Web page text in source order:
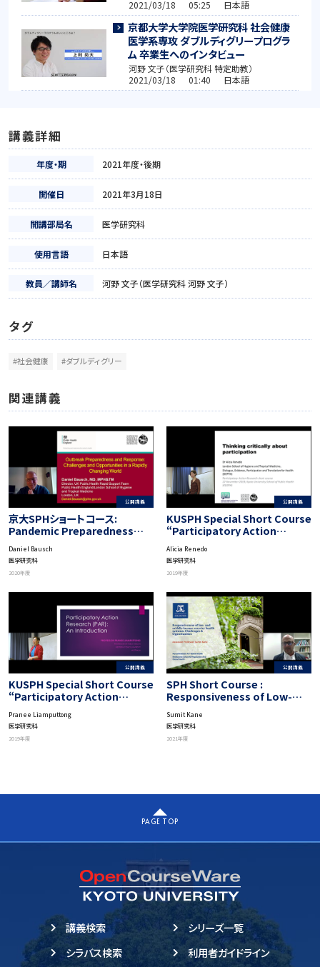
2021/03/18 05:25 日本語
京都大学大学院医学研究科 社会健康
医学系専攻 ダブルディグリープログラ
ム 卒業生へのインタビュー
河野 文子（医学研究科 特定助教）
2021/03/18 01:40 日本語
講義詳細
年度・期 2021年度・後期
開催日 2021年3月18日
開講部局名 医学研究科
使用言語 日本語
教員／講師名 河野 文子（医学研究科 河野 文子）
タグ
#社会健康 #ダブルディグリー
関連講義
公開講義
京大SPHショートコース:
Pandemic Preparedness
Health Rapid Support Team
Daniel Bausch
医学研究科
2020年度
公開講義
KUSPH Special Short Course
“Participatory Action
Strategies of PAR
Alicia Renedo
医学研究科
2019年度
公開講義
KUSPH Special Short Course
“Participatory Action
and Methods of PAR
Pranee Liamputtong
医学研究科
2019年度
公開講義
SPH Short Course :
Responsiveness of Low-
Health Systems
Sumit Kane
医学研究科
2021年度
PAGE TOP
講義検索
シラバス検索
シリーズ一覧
利用者ガイドライン